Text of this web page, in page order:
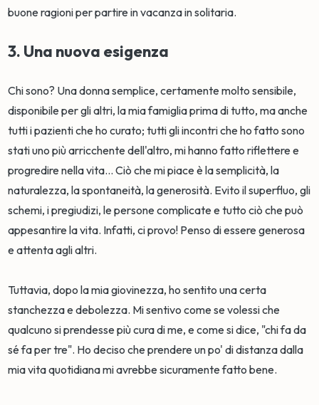
buone ragioni per partire in vacanza in solitaria.
3. Una nuova esigenza
Chi sono? Una donna semplice, certamente molto sensibile,
disponibile per gli altri, la mia famiglia prima di tutto, ma anche
tutti i pazienti che ho curato; tutti gli incontri che ho fatto sono
stati uno più arricchente dell'altro, mi hanno fatto riflettere e
progredire nella vita... Ciò che mi piace è la semplicità, la
naturalezza, la spontaneità, la generosità. Evito il superfluo, gli
schemi, i pregiudizi, le persone complicate e tutto ciò che può
appesantire la vita. Infatti, ci provo! Penso di essere generosa
e attenta agli altri.
Tuttavia, dopo la mia giovinezza, ho sentito una certa
stanchezza e debolezza. Mi sentivo come se volessi che
qualcuno si prendesse più cura di me, e come si dice, "chi fa da
sé fa per tre". Ho deciso che prendere un po' di distanza dalla
mia vita quotidiana mi avrebbe sicuramente fatto bene.